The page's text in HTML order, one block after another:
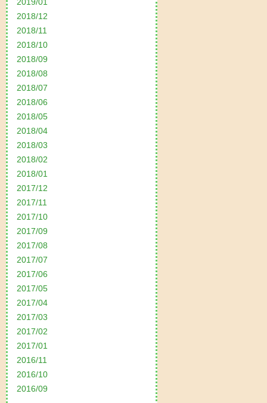
2018/12
2018/11
2018/10
2018/09
2018/08
2018/07
2018/06
2018/05
2018/04
2018/03
2018/02
2018/01
2017/12
2017/11
2017/10
2017/09
2017/08
2017/07
2017/06
2017/05
2017/04
2017/03
2017/02
2017/01
2016/11
2016/10
2016/09